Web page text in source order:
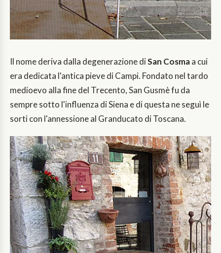
Il nome deriva dalla degenerazione diSan Cosmaa cui
era dedicata l'antica pieve di Campi. Fondato nel tardo
medioevo alla fine del Trecento, San Gusmè fu da
sempre sotto l'influenza di Siena e di questa ne seguì le
sorti con l'annessione al Granducato di Toscana.